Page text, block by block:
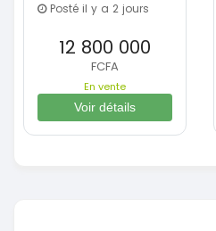
Posté il y a 2 jours
12 800 000
FCFA
En vente
Voir détails